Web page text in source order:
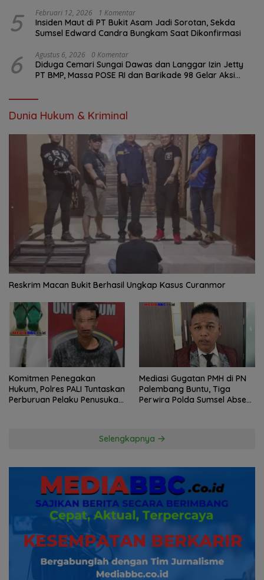
5 Februari 12, 2026 1 Komentar
Insiden Maut di PT Bukit Asam Jadi Sorotan, Sekda
Sumsel Edward Candra Bungkam Saat Dikonfirmasi
6 Agustus 6, 2026 0 Komentar
Diduga Cemari Sungai Dawas dan Langgar Izin Jetty
PT BMP, Massa POSE RI dan Barikade 98 Gelar Aksi
Dunia Hukum & Kriminal
Reskrim Macan Bukit Berhasil Ungkap Kasus Curanmor
Komitmen Penegakan
Hukum, Polres PALI Tuntaskan
Perburuan Pelaku Penusukan
Mediasi Gugatan PMH di PN
Palembang Buntu, Tiga
Perwira Polda Sumsel Absen,
Selengkapnya